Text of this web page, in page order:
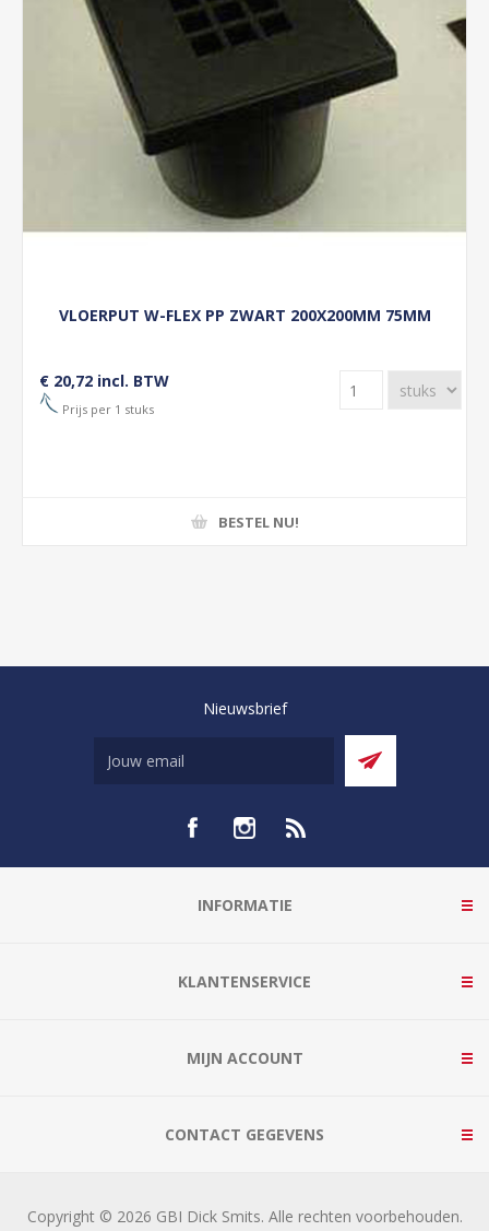
VLOERPUT W-FLEX PP ZWART 200X200MM 75MM
€ 20,72 incl. BTW
Prijs per 1 stuks
BESTEL NU!
Nieuwsbrief
INFORMATIE
KLANTENSERVICE
MIJN ACCOUNT
CONTACT GEGEVENS
Copyright © 2026 GBI Dick Smits. Alle rechten voorbehouden.